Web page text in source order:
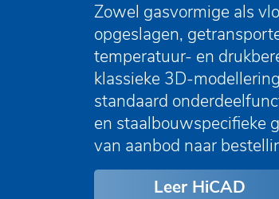
Zowel gasvormige als
opgeslagen,
temperatuur- en
klassieke 3D-
standaard
en staalbouwspecifieke
van aanbod naar
Leer HiCAD